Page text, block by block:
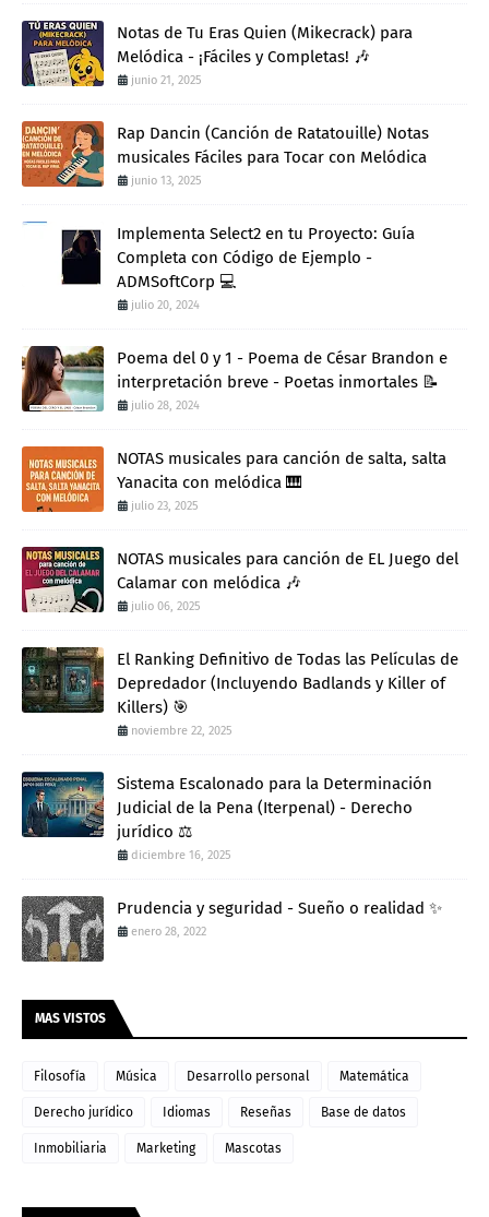
Notas de Tu Eras Quien (Mikecrack) para
Melódica - ¡Fáciles y Completas! 🎶
junio 21, 2025
Rap Dancin (Canción de Ratatouille) Notas
musicales Fáciles para Tocar con Melódica
junio 13, 2025
Implementa Select2 en tu Proyecto: Guía
Completa con Código de Ejemplo -
ADMSoftCorp 💻
julio 20, 2024
Poema del 0 y 1 - Poema de César Brandon e
interpretación breve - Poetas inmortales 📝
julio 28, 2024
NOTAS musicales para canción de salta, salta
Yanacita con melódica 🎹
julio 23, 2025
NOTAS musicales para canción de EL Juego del
Calamar con melódica 🎶
julio 06, 2025
El Ranking Definitivo de Todas las Películas de
Depredador (Incluyendo Badlands y Killer of
Killers) 🎯
noviembre 22, 2025
Sistema Escalonado para la Determinación
Judicial de la Pena (Iterpenal) - Derecho
jurídico ⚖️
diciembre 16, 2025
Prudencia y seguridad - Sueño o realidad ✨
enero 28, 2022
MAS VISTOS
Filosofía Música Desarrollo personal Matemática
Derecho jurídico Idiomas Reseñas Base de datos
Inmobiliaria Marketing Mascotas